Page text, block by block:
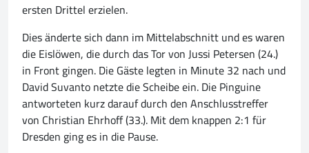
ersten Drittel erzielen.
Dies änderte sich dann im Mittelabschnitt und es waren
die Eislöwen, die durch das Tor von Jussi Petersen (24.)
in Front gingen. Die Gäste legten in Minute 32 nach und
David Suvanto netzte die Scheibe ein. Die Pinguine
antworteten kurz darauf durch den Anschlusstreffer
von Christian Ehrhoff (33.). Mit dem knappen 2:1 für
Dresden ging es in die Pause.